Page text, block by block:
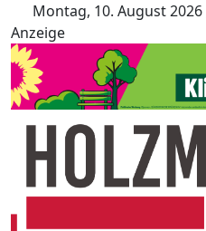
Montag, 10. August 2026
Anzeige